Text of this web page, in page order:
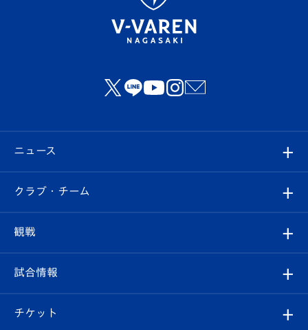
ニュース
すべて
クラブ
試合情報
クラブ・チーム
クラブ概要
観戦
観戦ルール
試合情報
試合日程/結果
チケット